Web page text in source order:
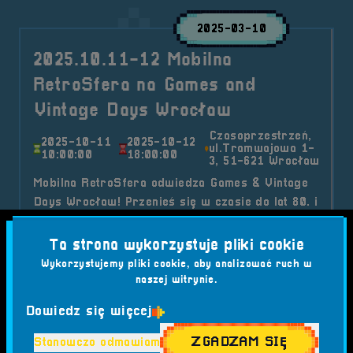
2025-03-10
2025.10.11-12 Mobilna
RetroSfera na Games and
Vintage Days Wrocław
2025-10-11
10:00:00
2025-10-12
18:00:00
Czasoprzestrzeń,
ul.Tramwajowa 1-
3, 51-621 Wrocław
Mobilna RetroSfera odwiedza Games & Vintage
Days Wrocław! Przenieś się w czasie do lat 80. i
90. i zanurz się w świat retro gier, komputerów
i konsol. Czeka na Ciebie interaktywna wystawa,
prelekcje, giełda retro oraz warsztaty. Dołącz
do nas, poznaj pasjonatów retro i ciesz się
Kategorie wpisu:
Aktualności Mobilna RetroSfera Wydarzenia
Ta strona wykorzystuje pliki cookie
Wykorzystujemy pliki cookie, aby analizować ruch w
naszej witrynie.
Dowiedz się więcej
Stanowczo odmawiam ZGADZAM SIĘ